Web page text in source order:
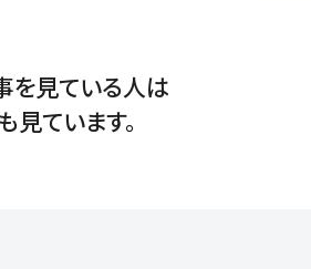
を見ている人は
見ています。